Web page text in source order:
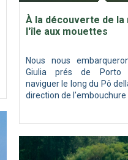
À la découverte de la
l'île aux mouettes
Nous nous
Giulia prés de Porto
naviguer le long du Pô
direction de l'embouchure